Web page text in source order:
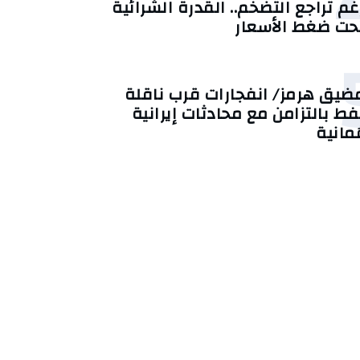
تراجع التضخم.. القدرة الشرائية
ضغط الأسعار
هرمز/ انفجارات قرب ناقلة
بالتزامن مع محادثات إيرانية